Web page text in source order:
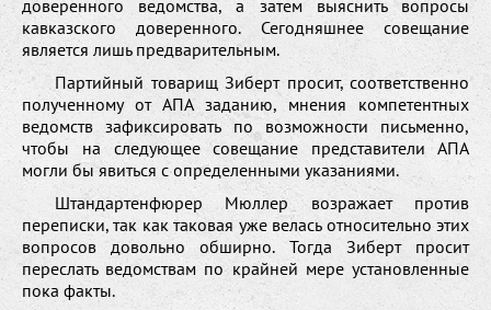
доверенного ведомства, а затем выяснить вопросы
кавказского доверенного. Сегодняшнее совещание
является лишь предварительным.
Партийный товарищ Зиберт просит, соответственно
полученному от АПА заданию, мнения компетентных
ведомств зафиксировать по возможности письменно,
чтобы на следующее совещание представители АПА
могли бы явиться с определенными указаниями.
Штандартенфюрер Мюллер возражает против
переписки, так как таковая уже велась относительно этих
вопросов довольно обширно. Тогда Зиберт просит
переслать ведомствам по крайней мере установленные
пока факты.